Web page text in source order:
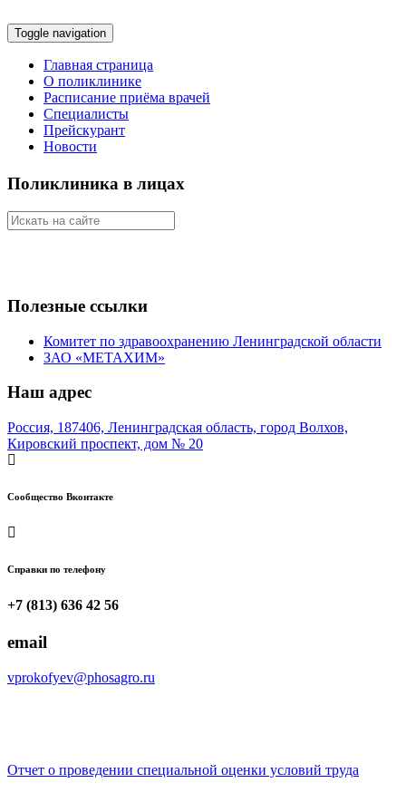
Toggle navigation
Главная страница
О поликлинике
Расписание приёма врачей
Специалисты
Прейскурант
Новости
Поликлиника в лицах
Полезные ссылки
Комитет по здравоохранению Ленинградской области
ЗАО «МЕТАХИМ»
Наш адрес
Россия, 187406, Ленинградская область, город Волхов,
Кировский проспект, дом № 20
Сообщество Вконтакте
Справки по телефону
+7 (813) 636 42 56
email
vprokofyev@phosagro.ru
Отчет о проведении специальной оценки условий труда